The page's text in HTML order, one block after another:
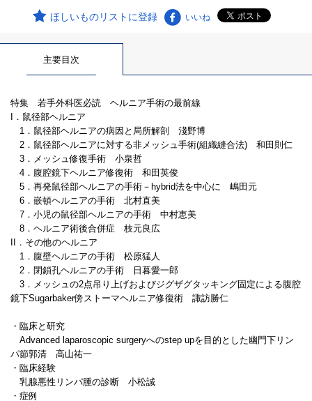
ほしいものリストに登録 いいね
主要目次
特集 若手外科医必読 ヘルニア手術の最前線
I．鼠径部ヘルニア
1．鼠径部ヘルニアの病因と局所解剖 淺野博
2．鼠径部ヘルニアに対する非メッシュ手術(組織縫合法) 和田則仁
3．メッシュ修復手術 小泉哲
4．腹腔鏡下ヘルニア修復術 和田英俊
5．再発鼠径部ヘルニアの手術－hybrid法を中心に 嶋田元
6．嵌頓ヘルニアの手術 北村直美
7．小児の鼠径部ヘルニアの手術 中村恵美
8．ヘルニア術後合併症 枝元良広
II．その他のヘルニア
1．腹壁ヘルニアの手術 松原猛人
2．閉鎖孔ヘルニアの手術 日暮愛一郎
3．メッシュの2点吊り上げおよびジグザグタッキング固定による腹腔
鏡下Sugarbaker傍ストーマヘルニア修復術 諏訪勝仁
・臨床と研究
Advanced laparoscopic surgeryへのstep upを目的とした幽門下リン
パ節郭清 高山祐一
・臨床経験
乳腺悪性リンパ腫の診断 小松誠
・症例